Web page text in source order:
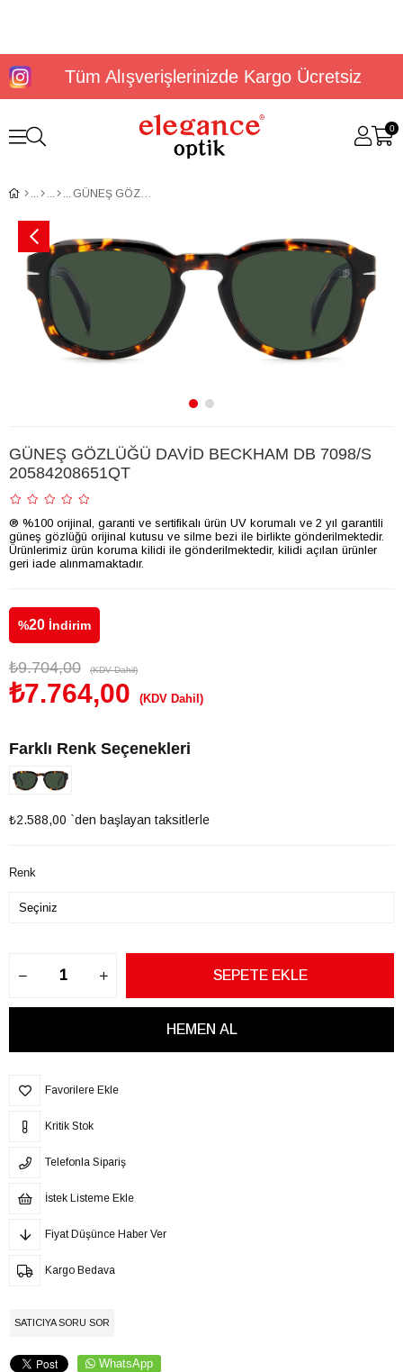
Tüm Alışverişlerinizde Kargo Ücretsiz
0
GÜNEŞ GÖZLÜĞÜ DAVİD BECKHAM DB 7098/S 20584208651QT
GÜNEŞ GÖZLÜĞÜ DAVİD BECKHAM DB 7098/S
20584208651QT
® %100 orijinal, garanti ve sertifikalı ürün UV korumalı ve 2 yıl garantili
güneş gözlüğü orijinal kutusu ve silme bezi ile birlikte gönderilmektedir.
Ürünlerimiz ürün koruma kilidi ile gönderilmektedir, kilidi açılan ürünler
geri iade alınmamaktadır.
%20 İndirim
₺9.704,00 (KDV Dahil)
₺7.764,00 (KDV Dahil)
Farklı Renk Seçenekleri
₺2.588,00 `den başlayan taksitlerle
Renk
Favorilere Ekle
Kritik Stok
Telefonla Sipariş
İstek Listeme Ekle
Fiyat Düşünce Haber Ver
Kargo Bedava
SATICIYA SORU SOR
WhatsApp